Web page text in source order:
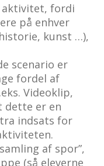
aktivitet, fordi
på enhver
kunst …),
scenario er
fordel af
Videoklip,
dette er en
indsats for
af spor”,
(så eleverne